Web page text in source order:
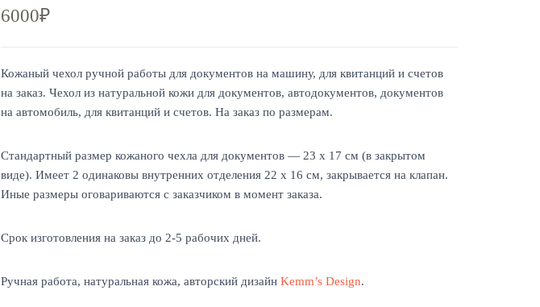
6000₽
Кожаный чехол ручной работы для документов на машину, для квитанций и счетов
на заказ. Чехол из натуральной кожи для документов, автодокументов, документов
на автомобиль, для квитанций и счетов. На заказ по размерам.
Стандартный размер кожаного чехла для документов — 23 х 17 см (в закрытом
виде). Имеет 2 одинаковы внутренних отделения 22 х 16 см, закрывается на клапан.
Иные размеры оговариваются с заказчиком в момент заказа.
Срок изготовления на заказ до 2-5 рабочих дней.
Ручная работа, натуральная кожа, авторский дизайн Kemm’s Design.